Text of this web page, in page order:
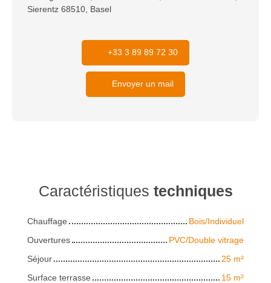
Sierentz 68510, Basel
+33 3 89 89 72 30
Envoyer un mail
Caractéristiques techniques
Chauffage
Bois/Individuel
Ouvertures
PVC/Double vitrage
Séjour
25 m²
Surface terrasse
15 m²